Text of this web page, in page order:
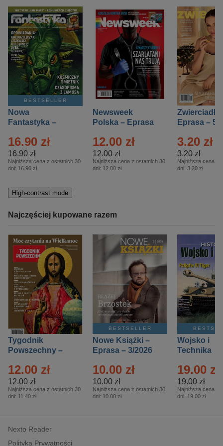
BESTSELLER
Nowa
Fantastyka –
16.90 zł
16.90 zł
Najniższa cena z ostatnich 30
dni: 16.90 zł
Newsweek
Polska – Eprasa
12.00 zł
12.00 zł
Najniższa cena z ostatnich 30
dni: 12.00 zł
Zwierciadło
Eprasa – 5/
3.20 zł
3.20 zł
Najniższa cena z
dni: 3.20 zł
High-contrast mode
Najczęściej kupowane razem
Tygodnik
Powszechny –
12.00 zł
12.00 zł
Najniższa cena z ostatnich 30
dni: 11.40 zł
BESTSELLER
Nowe Książki –
Eprasa – 3/2026
10.00 zł
10.00 zł
Najniższa cena z ostatnich 30
dni: 10.00 zł
Wojsko i
Technika
– 2/2026
19.00 zł
19.00 zł
Najniższa cena z
dni: 19.00 zł
Nexto Reader
Polityka Prywatności